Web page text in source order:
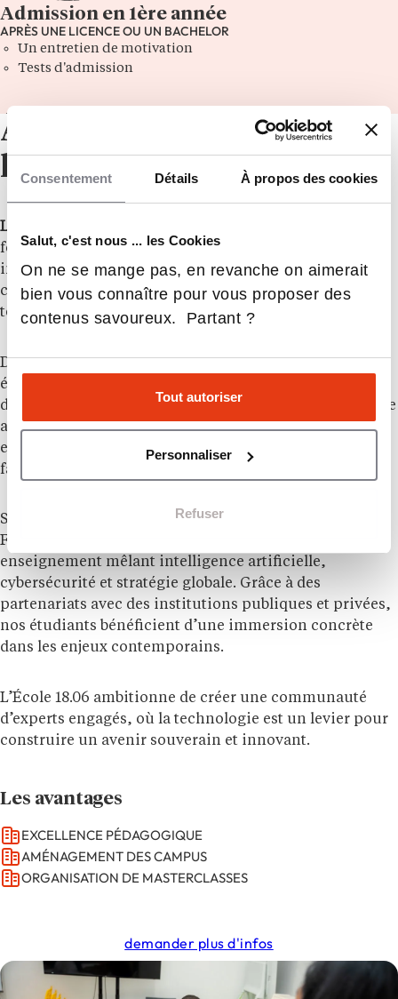
Consentement Détails À propos des cookies
Salut, c'est nous ... les Cookies
On ne se mange pas, en revanche on aimerait
bien vous connaître pour vous proposer des
contenus savoureux. Partant ?
Tout autoriser
Personnaliser
Refuser
Admission en 1ère année
APRÈS UNE LICENCE OU UN BACHELOR
Un entretien de motivation
Tests d'admission
À propos de
l’établissement
L’École 18.06
former une nouvelle génération d’experts en
informatique, sciences politiques et cybersécurité,
capables d’assurer la souveraineté intellectuelle et
technologique de notre nation.
Dans un monde hyperconnecté, nous préparons nos
étudiants à anticiper les menaces, influencer les
décisions et concevoir des solutions stratégiques. Notre
approche unique allie excellence académique,
engagement collectif et formation transdisciplinaire,
faisant d’eux des acteurs du changement.
Située à Molsheim aujourd’hui et bientôt présente en
France et à l’international, l’école se distingue par son
enseignement mêlant intelligence artificielle,
cybersécurité et stratégie globale. Grâce à des
partenariats avec des institutions publiques et privées,
nos étudiants bénéficient d’une immersion concrète
dans les enjeux contemporains.
L’École 18.06 ambitionne de créer une communauté
d’experts engagés, où la technologie est un levier pour
construire un avenir souverain et innovant.
Les avantages
EXCELLENCE PÉDAGOGIQUE
AMÉNAGEMENT DES CAMPUS
ORGANISATION DE MASTERCLASSES
demander plus d'infos